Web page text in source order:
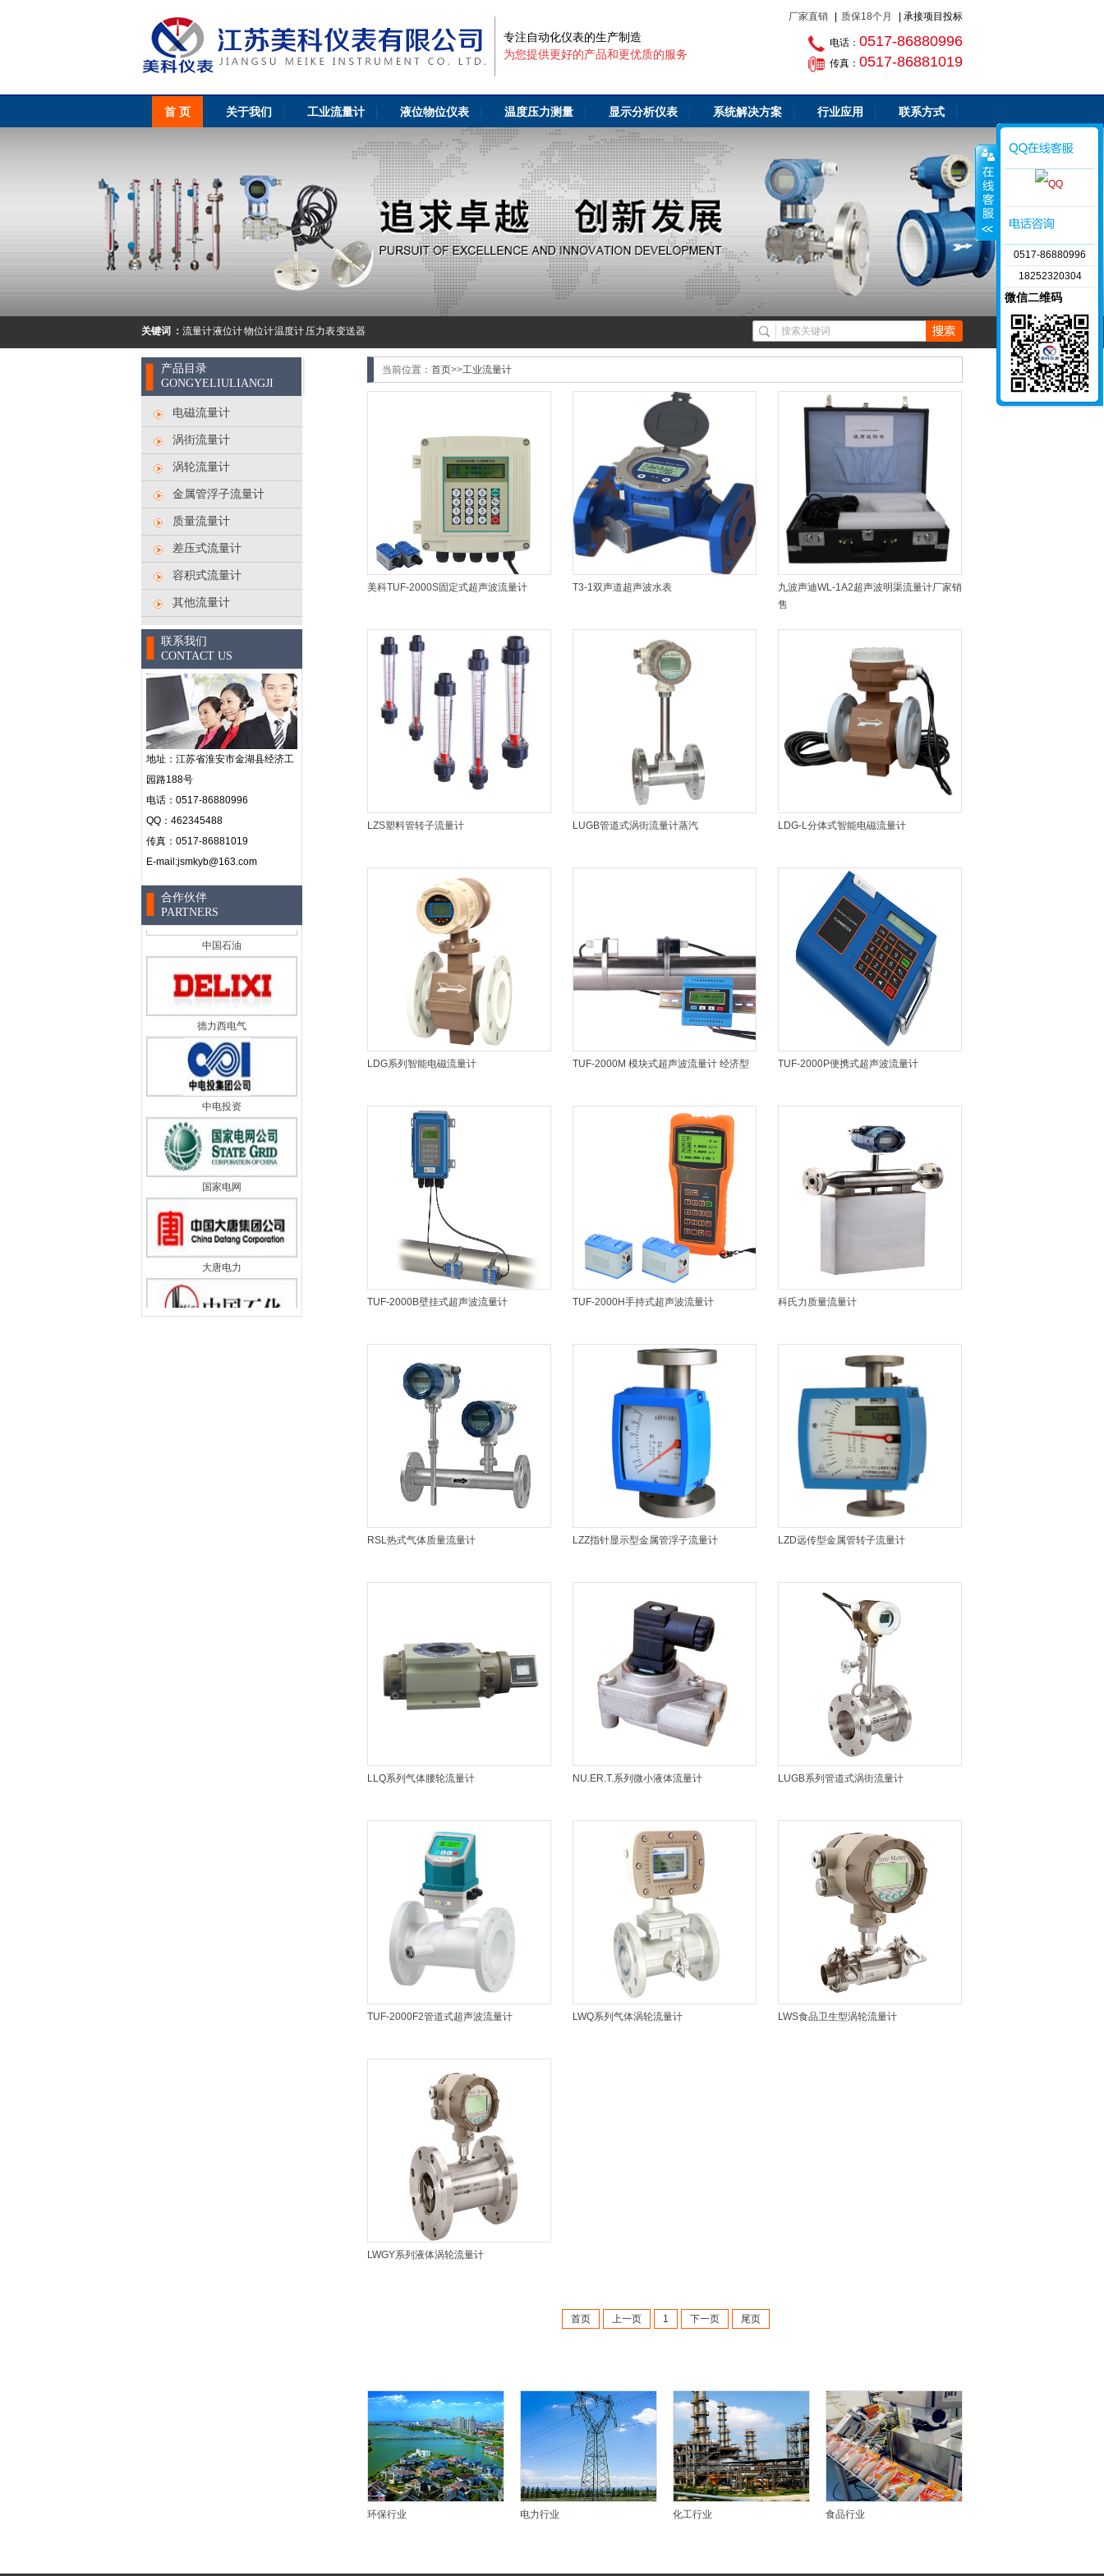
专注自动化仪表的生产制造
为您提供更好的产品和更优质的服务
厂家直销 质保18个月 | 承接项目投标
电话： 0517-86880996
传真： 0517-86881019
首 页 关于我们 工业流量计 液位物位仪表 温度压力测量 显示分析仪表 系统解决方案 行业应用 联系方式
关键词 ： 流量计 液位计 物位计 温度计 压力表 变送器
产品目录
GONGYELIULIANGJI
电磁流量计
涡街流量计
涡轮流量计
金属管浮子流量计
质量流量计
差压式流量计
容积式流量计
其他流量计
联系我们
CONTACT US
地址： 江苏省淮安市金湖县经济工
园路188号
电话：0517-86880996
QQ：462345488
传真：0517-86881019
E-mail:jsmkyb@163.com
合作伙伴
PARTNERS
德力西电气
中电投资
国家电网
大唐电力
中国石化
中国石油
中电投资
国家电网
大唐电力
当前位置： 首页>>工业流量计
美科TUF-2000S固定式超声波流量计 T3-1双声道超声波水表
九波声迪WL-1A2超声波明渠流量计厂家销
售
LZS塑料管转子流量计 LUGB管道式涡街流量计蒸汽 LDG-L分体式智能电磁流量计
LDG系列智能电磁流量计 TUF-2000M 模块式超声波流量计 经济型 TUF-2000P便携式超声波流量计
TUF-2000B壁挂式超声波流量计 TUF-2000H手持式超声波流量计 科氏力质量流量计
RSL热式气体质量流量计 LZZ指针显示型金属管浮子流量计 LZD远传型金属管转子流量计
LLQ系列气体腰轮流量计 NU.ER.T.系列微小液体流量计 LUGB系列管道式涡街流量计
TUF-2000F2管道式超声波流量计 LWQ系列气体涡轮流量计 LWS食品卫生型涡轮流量计
LWGY系列液体涡轮流量计
首页 上一页 1 下一页 尾页
环保行业 电力行业 化工行业 食品行业
0517-86880996
18252320304
微信二维码